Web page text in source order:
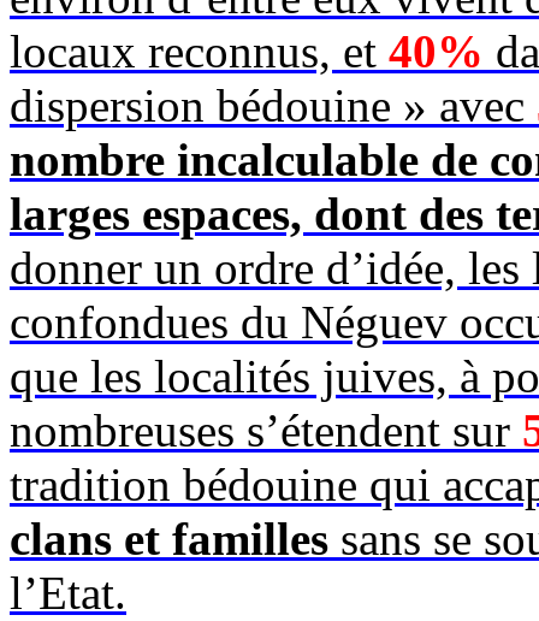
locaux reconnus, et 40%
dispersion bédouine » avec
nombre incalculable de
larges espaces, dont des
donner un ordre d’idée,
confondues du Néguev
que les localités juives, à
nombreuses s’étendent sur
tradition bédouine qui
clans et familles sans se
l’Etat.